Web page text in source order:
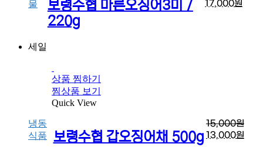
물
보령수협 마른오징어3미 /
220g
17,000원
세일
상품 찜하기
찜상품 보기
Quick View
냉동
식품
보령수협 갑오징어채 500g
15,000원
13,000원